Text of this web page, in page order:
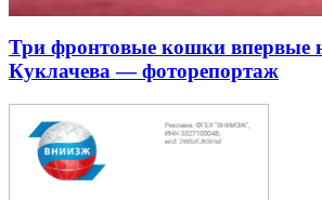
Три фронтовые кошки впервые
Куклачева — фоторепортаж